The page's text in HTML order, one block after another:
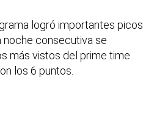
logró importantes picos
noche consecutiva se
más vistos del prime time
los 6 puntos.